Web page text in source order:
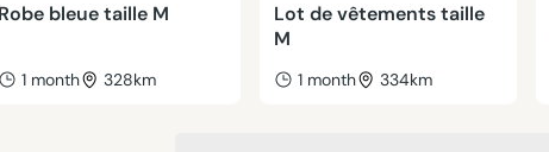
Robe bleue taille M
1 month 328km
Lot de vêtements taille
M
1 month 334km